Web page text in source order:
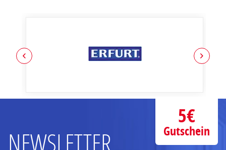
NEWSLETTER
5€
Gutschein